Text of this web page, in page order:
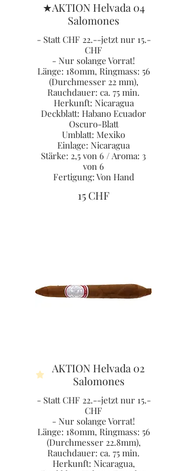
★AKTION Helvada 04
Salomones
- Statt CHF 22.--jetzt nur 15.-
CHF
- Nur solange Vorrat!
Länge: 180mm, Ringmass: 56
(Durchmesser 22 mm),
Rauchdauer: ca. 75 min.
Herkunft: Nicaragua
Deckblatt: Habano Ecuador
Oscuro-Blatt
Umblatt: Mexiko
Einlage: Nicaragua
Stärke: 2,5 von 6 / Aroma: 3
von 6
Fertigung: Von Hand
15 CHF
AKTION Helvada 02
Salomones
- Statt CHF 22.--jetzt nur 15.-
CHF
- Nur solange Vorrat!
Länge: 180mm, Ringmass: 56
(Durchmesser 22.8mm),
Rauchdauer: ca. 75 min.
Herkunft: Nicaragua,